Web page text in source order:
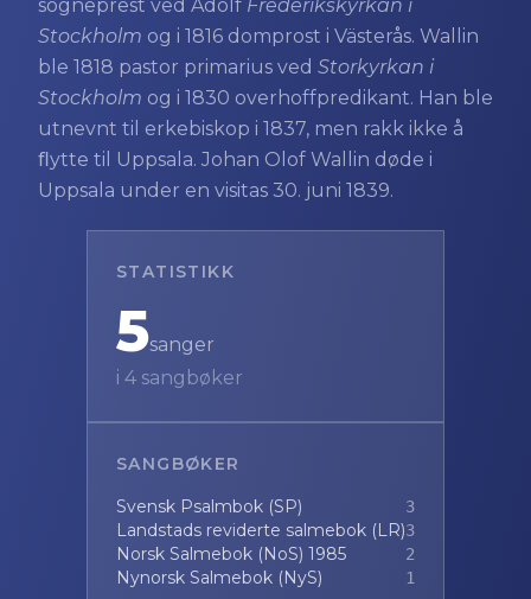
sogneprest ved Adolf Frederikskyrkan i
Stockholm og i 1816 domprost i Västerås. Wallin
ble 1818 pastor primarius ved Storkyrkan i
Stockholm og i 1830 overhoffpredikant. Han ble
utnevnt til erkebiskop i 1837, men rakk ikke å
ﬂytte til Uppsala. Johan Olof Wallin døde i
Uppsala under en visitas 30. juni 1839.
STATISTIKK
5sanger
i 4 sangbøker
SANGBØKER
Svensk Psalmbok (SP)
3
Landstads reviderte salmebok (LR)3
Norsk Salmebok (NoS) 1985 2
Nynorsk Salmebok (NyS) 1